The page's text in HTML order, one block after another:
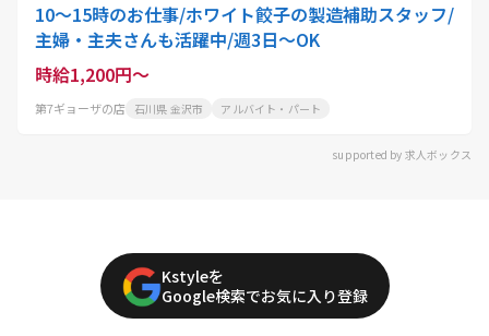
10～15時のお仕事/ホワイト餃子の製造補助スタッフ/
主婦・主夫さんも活躍中/週3日～OK
時給1,200円～
第7ギョーザの店 石川県 金沢市 アルバイト・パート
supported by 求人ボックス
Kstyleを
Google検索でお気に入り登録